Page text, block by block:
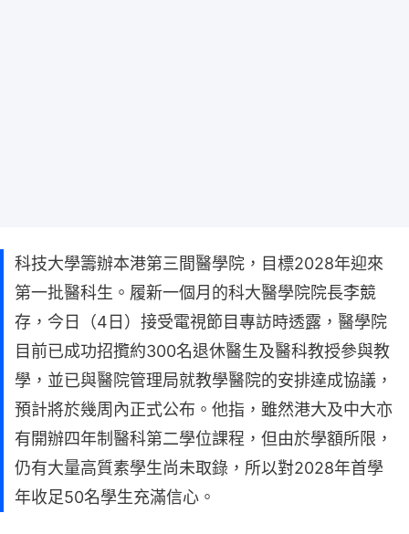
科技大學籌辦本港第三間醫學院，目標2028年迎來
第一批醫科生。履新一個月的科大醫學院院長李競
存，今日（4日）接受電視節目專訪時透露，醫學院
目前已成功招攬約300名退休醫生及醫科教授參與教
學，並已與醫院管理局就教學醫院的安排達成協議，
預計將於幾周內正式公布。他指，雖然港大及中大亦
有開辦四年制醫科第二學位課程，但由於學額所限，
仍有大量高質素學生尚未取錄，所以對2028年首學
年收足50名學生充滿信心。